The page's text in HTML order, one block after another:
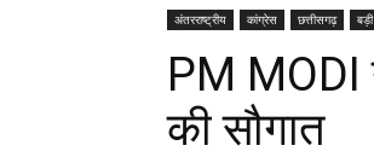
अंतरराष्ट्रीय कांग्रेस छत्तीसगढ़
PM MODI
की सौगात